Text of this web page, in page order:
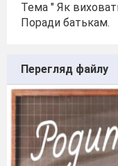
Тема " Як
Поради батькам.
Перегляд файлу